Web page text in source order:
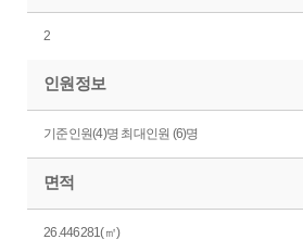
2
인원정보
기준인원(4)명 최대인원 (6)명
면적
26.446281(㎡)